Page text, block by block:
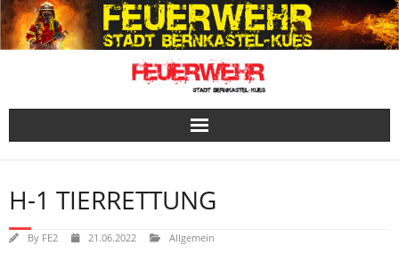
Skip
to
content
H-1 TIERRETTUNG
By FE2 21.06.2022 Allgemein